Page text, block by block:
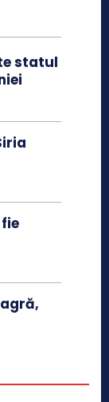
statul